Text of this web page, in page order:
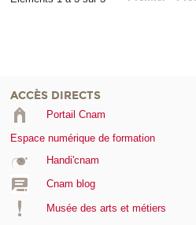
ACCÈS DIRECTS
Portail Cnam
Espace numérique de formation
Handi'cnam
Cnam blog
Musée des arts et métiers